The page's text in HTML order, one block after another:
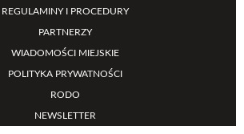
REGULAMINY I PROCEDURY
PARTNERZY
WIADOMOŚCI MIEJSKIE
POLITYKA PRYWATNOŚCI
RODO
NEWSLETTER